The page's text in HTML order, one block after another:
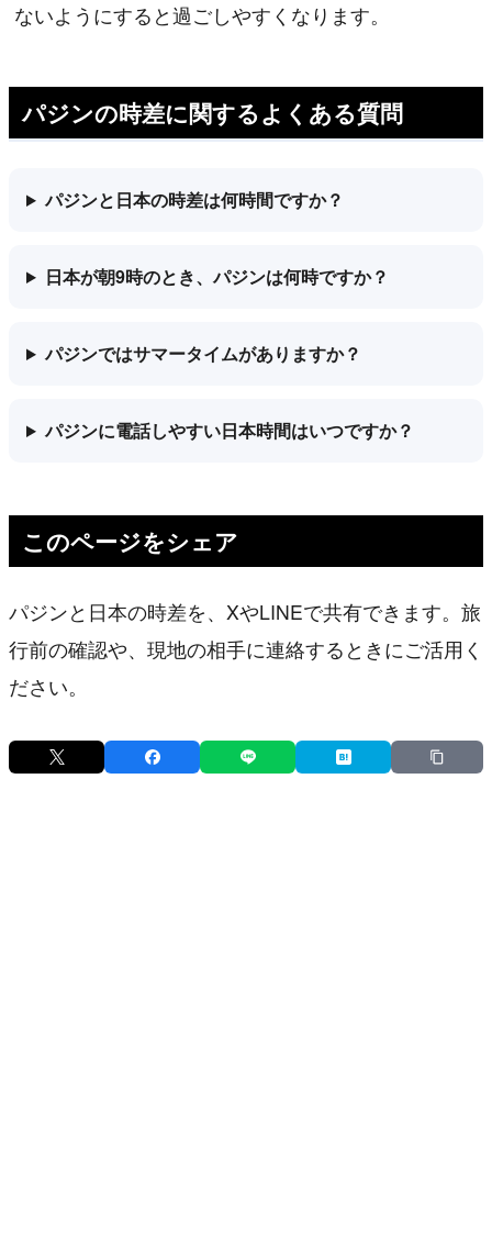
ないようにすると過ごしやすくなります。
パジンの時差に関するよくある質問
パジンと日本の時差は何時間ですか？
日本が朝9時のとき、パジンは何時ですか？
パジンではサマータイムがありますか？
パジンに電話しやすい日本時間はいつですか？
このページをシェア
パジンと日本の時差を、XやLINEで共有できます。旅
行前の確認や、現地の相手に連絡するときにご活用く
ださい。